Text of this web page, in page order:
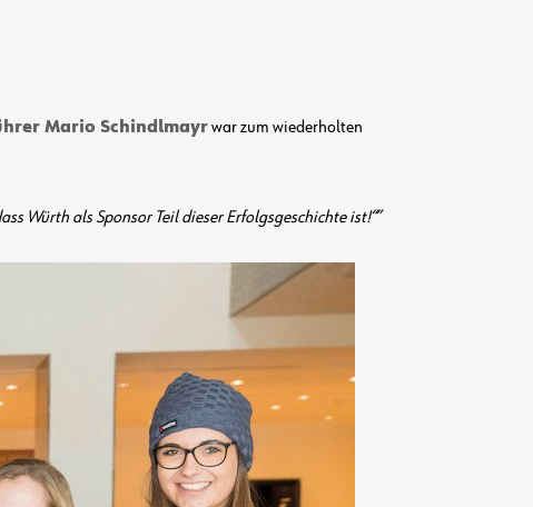
Mario Schindlmayrwar zum wiederholten
Würth als Sponsor Teil dieser Erfolgsgeschichte ist!“